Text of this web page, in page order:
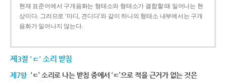
현재 표준어에서 구개음화는 형태소와 형태소가 결합할 때 일어나는 현
상이다. 그러므로 ‘마디, 견디다’와 같이 하나의 형태소 내부에서는 구개
음화가 일어나지 않는다.
제3절 'ㄷ' 소리 받침
제7항 ‘ㄷ’ 소리로 나는 받침 중에서 ‘ㄷ’으로 적을 근거가 없는 것은